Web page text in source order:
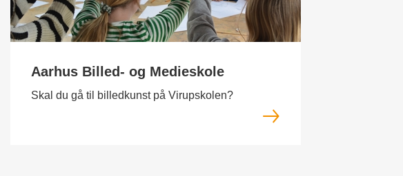
Aarhus Billed- og Medieskole
Skal du gå til billedkunst på Virupskolen?